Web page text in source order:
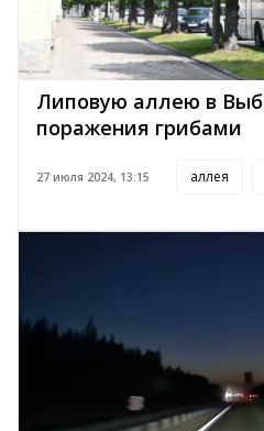
Липовую аллею в
поражения грибами
27 июля 2024, 13:15 аллея